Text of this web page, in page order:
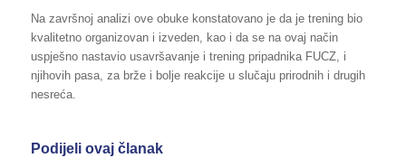
Na završnoj analizi ove obuke konstatovano je da je trening bio
kvalitetno organizovan i izveden, kao i da se na ovaj način
uspješno nastavio usavršavanje i trening pripadnika FUCZ, i
njihovih pasa, za brže i bolje reakcije u slučaju prirodnih i drugih
nesreća.
Podijeli ovaj članak